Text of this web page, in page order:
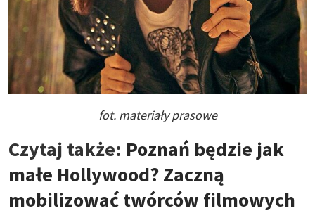
fot. materiały prasowe
Czytaj także: Poznań będzie jak
małe Hollywood? Zaczną
mobilizować twórców filmowych